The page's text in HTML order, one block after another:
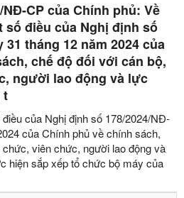
CP của Chính phủ: Về
điều của Nghị định số
31 tháng 12 năm 2024 của
chế độ đối với cán bộ,
người lao động và lực
t
của Nghị định số 178/2024/NĐ-
của Chính phủ về chính sách,
viên chức, người lao động và
hiện sắp xếp tổ chức bộ máy của